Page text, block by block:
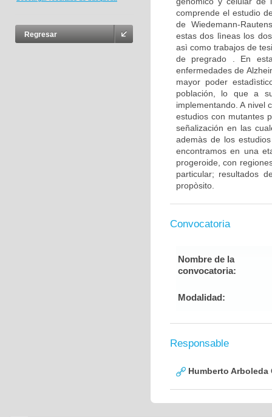
Regresar
comprende el estudio
de Wiedemann-
estas dos lìneas los
asì como trabajos de
de pregrado . En
enfermedades de
mayor poder
población, lo que a
implementando. A nivel
estudios con mutantes
señalización en las
ademàs de los
encontramos en una
progeroide, con
particular; resultados
propòsito.
Convocatoria
Nombre de la
convocatoria:
Modalidad:
Responsable
Humberto Arboleda